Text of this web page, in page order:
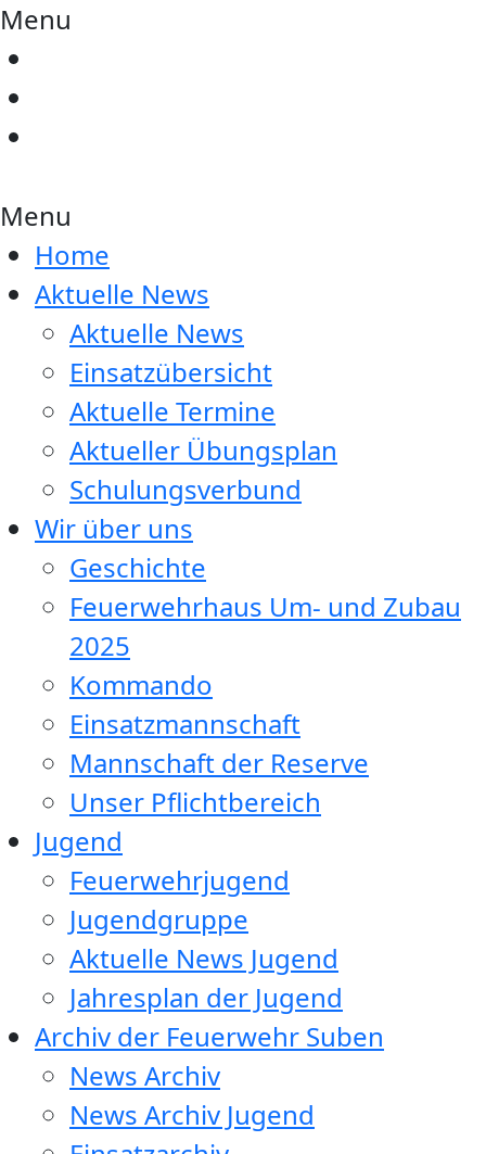
Menu
Menu
Home
Aktuelle News
Aktuelle News
Einsatzübersicht
Aktuelle Termine
Aktueller Übungsplan
Schulungsverbund
Wir über uns
Geschichte
Feuerwehrhaus Um- und Zubau
2025
Kommando
Einsatzmannschaft
Mannschaft der Reserve
Unser Pflichtbereich
Jugend
Feuerwehrjugend
Jugendgruppe
Aktuelle News Jugend
Jahresplan der Jugend
Archiv der Feuerwehr Suben
News Archiv
News Archiv Jugend